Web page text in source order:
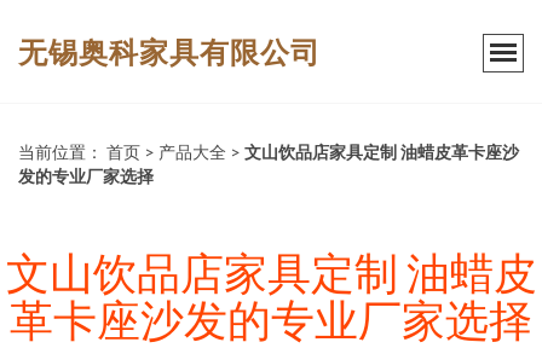
无锡奥科家具有限公司
当前位置： 首页 > 产品大全 > 文山饮品店家具定制 油蜡皮革卡座沙
发的专业厂家选择
文山饮品店家具定制 油蜡皮
革卡座沙发的专业厂家选择